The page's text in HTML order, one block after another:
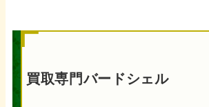
買取専門バードシェル